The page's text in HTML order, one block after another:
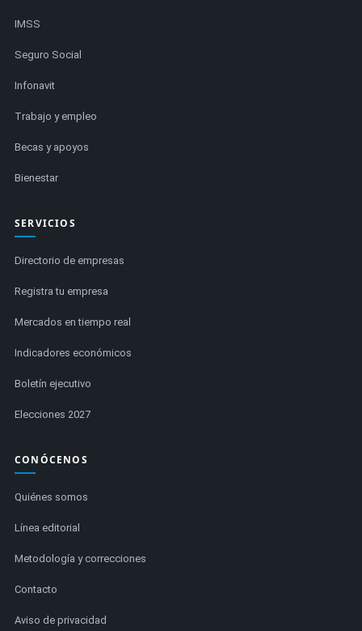
IMSS
Seguro Social
Infonavit
Trabajo y empleo
Becas y apoyos
Bienestar
SERVICIOS
Directorio de empresas
Registra tu empresa
Mercados en tiempo real
Indicadores económicos
Boletín ejecutivo
Elecciones 2027
CONÓCENOS
Quiénes somos
Línea editorial
Metodología y correcciones
Contacto
Aviso de privacidad